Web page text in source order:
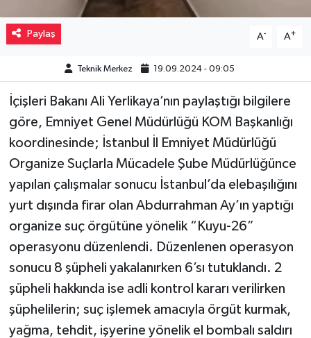
Paylaş A- A+
Teknik Merkez 19.09.2024 - 09:05
İçişleri Bakanı Ali Yerlikaya’nın paylaştığı bilgilere
göre, Emniyet Genel Müdürlüğü KOM Başkanlığı
koordinesinde; İstanbul İl Emniyet Müdürlüğü
Organize Suçlarla Mücadele Şube Müdürlüğünce
yapılan çalışmalar sonucu İstanbul’da elebaşılığını
yurt dışında firar olan Abdurrahman Ay’ın yaptığı
organize suç örgütüne yönelik “Kuyu-26”
operasyonu düzenlendi. Düzenlenen operasyon
sonucu 8 şüpheli yakalanırken 6’sı tutuklandı. 2
şüpheli hakkında ise adli kontrol kararı verilirken
şüphelilerin; suç işlemek amacıyla örgüt kurmak,
yağma, tehdit, işyerine yönelik el bombalı saldırı
Sinemalar
Siyaset
Spor
Teknoloji
Türkiye
Video Haber
Yaşam
Yeme-İçme